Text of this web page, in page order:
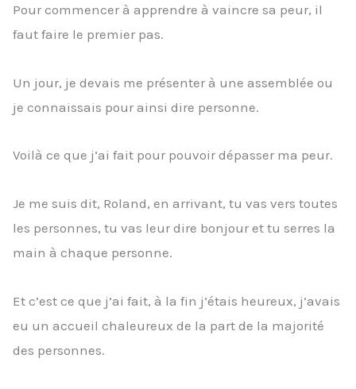
Pour commencer à apprendre à vaincre sa peur, il
faut faire le premier pas.
Un jour, je devais me présenter à une assemblée ou
je connaissais pour ainsi dire personne.
Voilà ce que j’ai fait pour pouvoir dépasser ma peur.
Je me suis dit, Roland, en arrivant, tu vas vers toutes
les personnes, tu vas leur dire bonjour et tu serres la
main à chaque personne.
Et c’est ce que j’ai fait, à la fin j’étais heureux, j’avais
eu un accueil chaleureux de la part de la majorité
des personnes.